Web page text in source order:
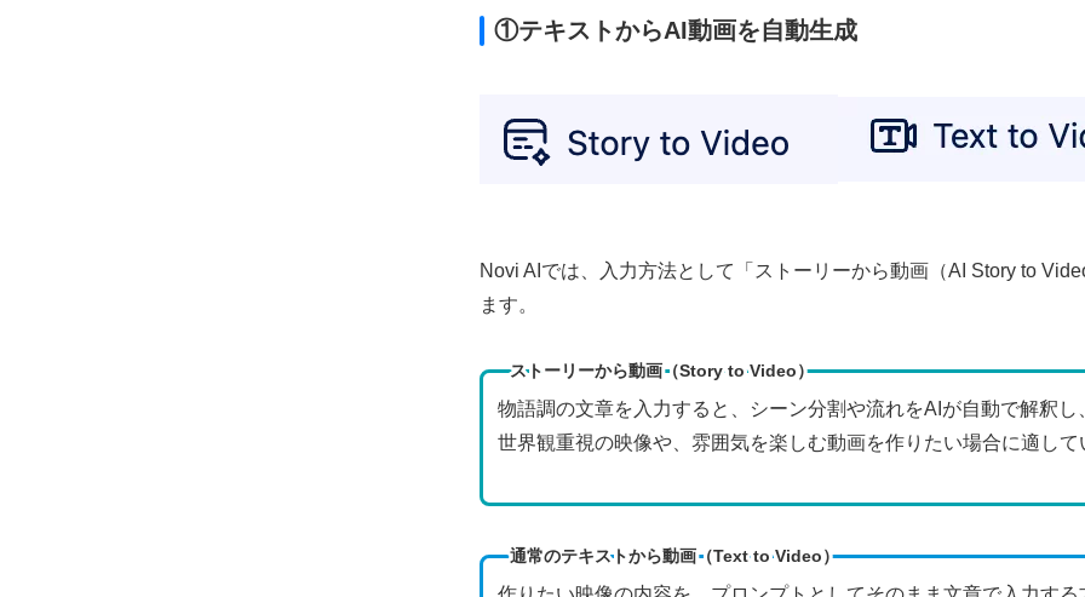
①テキストからAI動画を自動生成
Novi AIでは、入力方法として「ストーリーから動画（AI Story to
ます。
ストーリーから動画（Story to Video）
物語調の文章を入力すると、シーン分割や流れをAIが自動で解釈
世界観重視の映像や、雰囲気を楽しむ動画を作りたい場合に適して
通常のテキストから動画（Text to Video）